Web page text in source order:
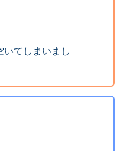
いてしまいまし